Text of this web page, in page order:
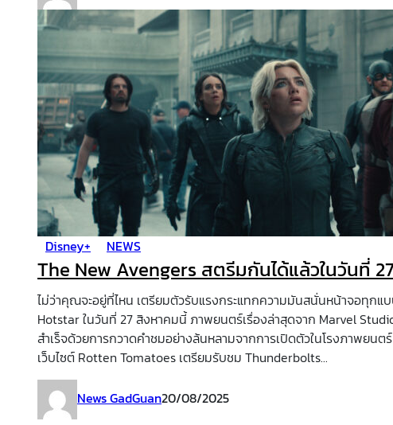
Disney+ NEWS
The New Avengers สตรีมกันได้แล้วในวันที่
ไม่ว่าคุณจะอยู่ที่ไหน เตรียมตัวรับแรงกระแทกความมันสนั่นหน้าจอทุก
Hotstar ในวันที่ 27 สิงหาคมนี้ ภาพยนตร์เรื่องล่าสุดจาก Marvel
สำเร็จด้วยการกวาดคำชมอย่างล้นหลามจากการเปิดตัวในโรงภาพยน
เว็บไซต์ Rotten Tomatoes เตรียมรับชม Thunderbolts...
News GadGuan20/08/2025